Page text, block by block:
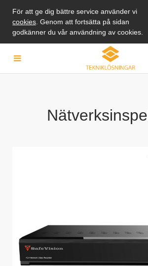
För att ge dig bättre service använder vi
cookies . Genom att fortsätta på sidan
godkänner du vår användning av cookies.